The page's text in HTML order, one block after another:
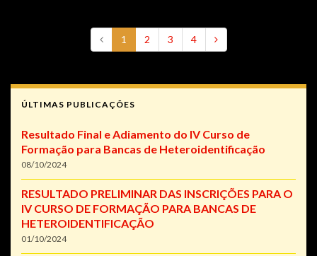
1 2 3 4
ÚLTIMAS PUBLICAÇÕES
Resultado Final e Adiamento do IV Curso de
Formação para Bancas de Heteroidentificação
08/10/2024
RESULTADO PRELIMINAR DAS INSCRIÇÕES PARA O
IV CURSO DE FORMAÇÃO PARA BANCAS DE
HETEROIDENTIFICAÇÃO
01/10/2024